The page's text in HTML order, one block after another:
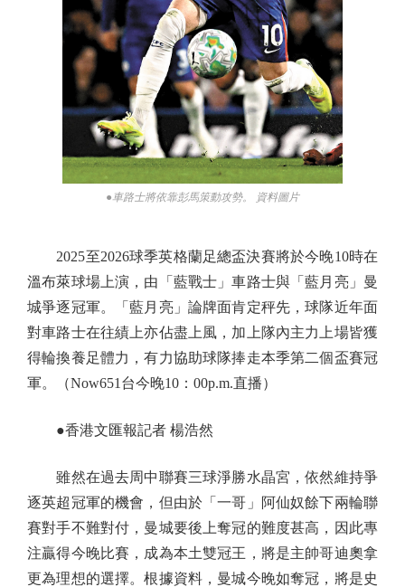
●車路士將依靠彭馬策動攻勢。 資料圖片
2025至2026球季英格蘭足總盃決賽將於今晚10時在
溫布萊球場上演，由「藍戰士」車路士與「藍月亮」曼
城爭逐冠軍。「藍月亮」論牌面肯定秤先，球隊近年面
對車路士在往績上亦佔盡上風，加上隊內主力上場皆獲
得輪換養足體力，有力協助球隊捧走本季第二個盃賽冠
軍。（Now651台今晚10：00p.m.直播）
●香港文匯報記者 楊浩然
雖然在過去周中聯賽三球淨勝水晶宮，依然維持爭
逐英超冠軍的機會，但由於「一哥」阿仙奴餘下兩輪聯
賽對手不難對付，曼城要後上奪冠的難度甚高，因此專
注贏得今晚比賽，成為本土雙冠王，將是主帥哥迪奧拿
更為理想的選擇。根據資料，曼城今晚如奪冠，將是史